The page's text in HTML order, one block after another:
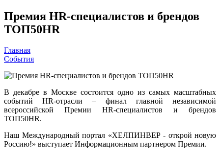
Премия HR-специалистов и брендов
ТОП50HR
Главная
События
В декабре в Москве состоится одно из самых масштабных
событий HR-отрасли – финал главной независимой
всероссийской Премии HR-специалистов и брендов
ТОП50HR.
Наш Международный портал «ХЕЛПИНВЕР - открой новую
Россию!» выступает Информационным партнером Премии.